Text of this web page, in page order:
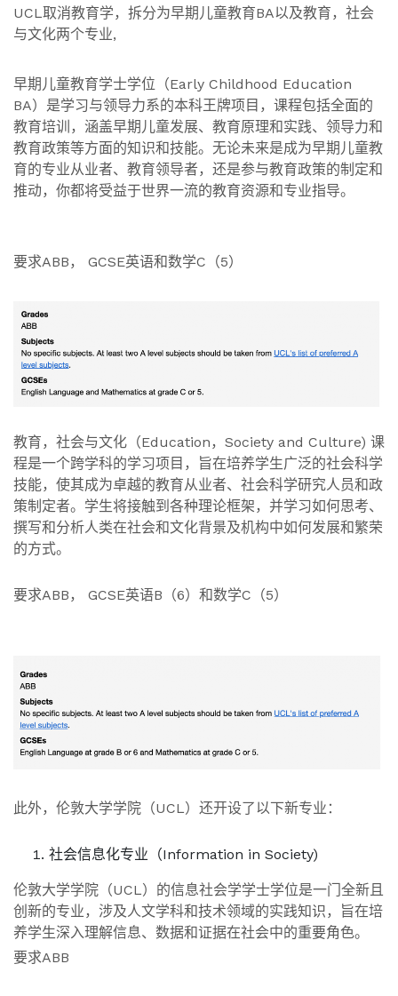
UCL取消教育学，拆分为早期儿童教育BA以及教育，社会
与文化两个专业,
早期儿童教育学士学位（Early Childhood Education
BA）是学习与领导力系的本科王牌项目，课程包括全面的
教育培训，涵盖早期儿童发展、教育原理和实践、领导力和
教育政策等方面的知识和技能。无论未来是成为早期儿童教
育的专业从业者、教育领导者，还是参与教育政策的制定和
推动，你都将受益于世界一流的教育资源和专业指导。
要求ABB， GCSE英语和数学C（5）
教育，社会与文化（Education，Society and Culture) 课
程是一个跨学科的学习项目，旨在培养学生广泛的社会科学
技能，使其成为卓越的教育从业者、社会科学研究人员和政
策制定者。学生将接触到各种理论框架，并学习如何思考、
撰写和分析人类在社会和文化背景及机构中如何发展和繁荣
的方式。
要求ABB， GCSE英语B（6）和数学C（5）
此外，伦敦大学学院（UCL）还开设了以下新专业：
社会信息化专业（Information in Society)
伦敦大学学院（UCL）的信息社会学学士学位是一门全新且
创新的专业，涉及人文学科和技术领域的实践知识，旨在培
养学生深入理解信息、数据和证据在社会中的重要角色。
要求ABB